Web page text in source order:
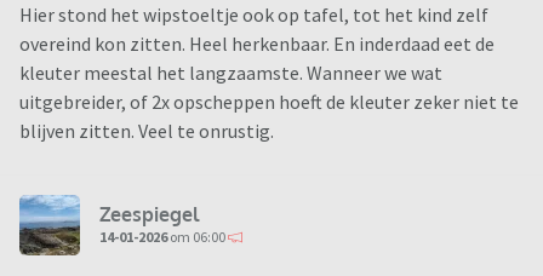
Hier stond het wipstoeltje ook op tafel, tot het kind zelf
overeind kon zitten. Heel herkenbaar. En inderdaad eet de
kleuter meestal het langzaamste. Wanneer we wat
uitgebreider, of 2x opscheppen hoeft de kleuter zeker niet te
blijven zitten. Veel te onrustig.
Zeespiegel
14-01-2026om 06:00